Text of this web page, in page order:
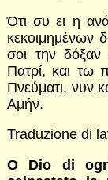
Ότι συ ει η
κεκοιμημένων
σοι την
Πατρί, και τω
Πνεύματι, νυν
Αμήν.
Traduzione di
O Dio di